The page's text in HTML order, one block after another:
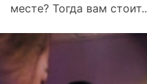
месте? Тогда вам стоит..